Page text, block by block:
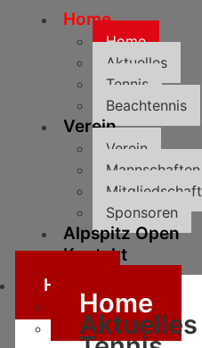
Home
Home
Aktuelles
Tennis
Beachtennis
Verein
Verein
Mannschaften
Mitgliedschaft
Sponsoren
Alpspitz Open
Kontakt
Home
Home
Aktuelles